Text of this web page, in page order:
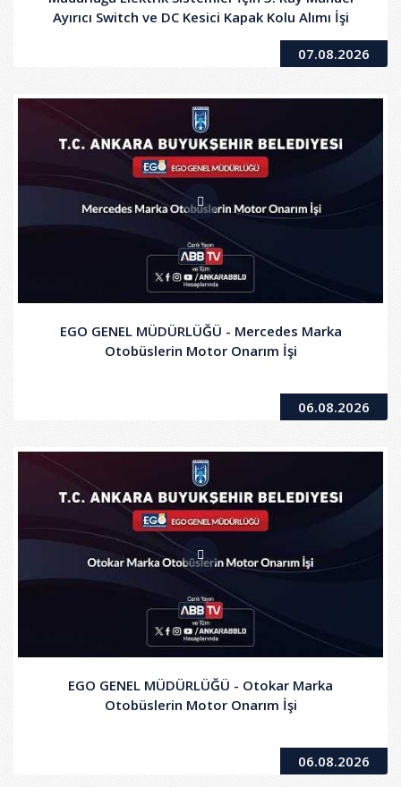
Ayırıcı Switch ve DC Kesici Kapak Kolu Alımı İşi
07.08.2026
EGO GENEL MÜDÜRLÜĞÜ - Mercedes Marka
Otobüslerin Motor Onarım İşi
06.08.2026
EGO GENEL MÜDÜRLÜĞÜ - Otokar Marka
Otobüslerin Motor Onarım İşi
06.08.2026